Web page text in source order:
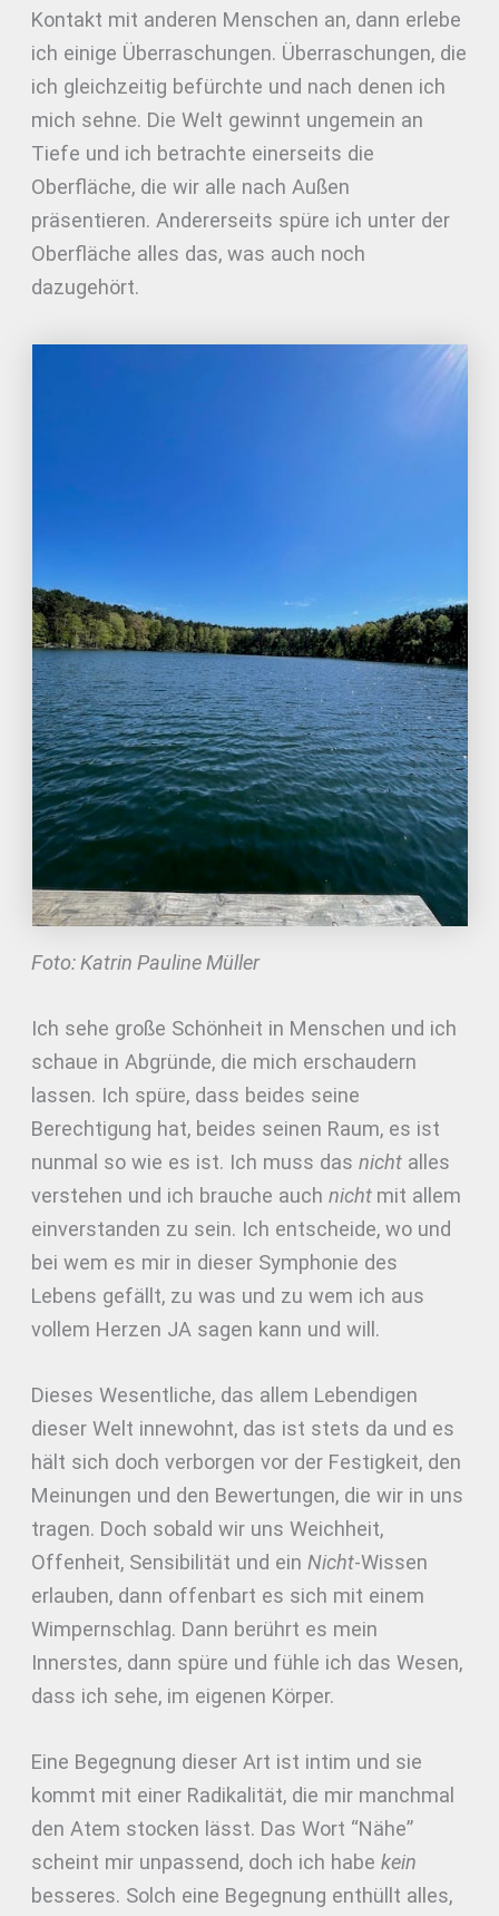
Kontakt mit anderen Menschen an, dann erlebe
ich einige Überraschungen. Überraschungen, die
ich gleichzeitig befürchte und nach denen ich
mich sehne. Die Welt gewinnt ungemein an
Tiefe und ich betrachte einerseits die
Oberfläche, die wir alle nach Außen
präsentieren. Andererseits spüre ich unter der
Oberfläche alles das, was auch noch
dazugehört.
Foto: Katrin Pauline Müller
Ich sehe große Schönheit in Menschen und ich
schaue in Abgründe, die mich erschaudern
lassen. Ich spüre, dass beides seine
Berechtigung hat, beides seinen Raum, es ist
nunmal so wie es ist. Ich muss dasnicht alles
verstehen und ich brauche auchnicht mit allem
einverstanden zu sein. Ich entscheide, wo und
bei wem es mir in dieser Symphonie des
Lebens gefällt, zu was und zu wem ich aus
vollem Herzen JA sagen kann und will.
Dieses Wesentliche, das allem Lebendigen
dieser Welt innewohnt, das ist stets da und es
hält sich doch verborgen vor der Festigkeit, den
Meinungen und den Bewertungen, die wir in uns
tragen. Doch sobald wir uns Weichheit,
Offenheit, Sensibilität und einNicht-Wissen
erlauben, dann offenbart es sich mit einem
Wimpernschlag. Dann berührt es mein
Innerstes, dann spüre und fühle ich das Wesen,
dass ich sehe, im eigenen Körper.
Eine Begegnung dieser Art ist intim und sie
kommt mit einer Radikalität, die mir manchmal
den Atem stocken lässt. Das Wort “Nähe”
scheint mir unpassend, doch ich habekein
besseres. Solch eine Begegnung enthüllt alles,